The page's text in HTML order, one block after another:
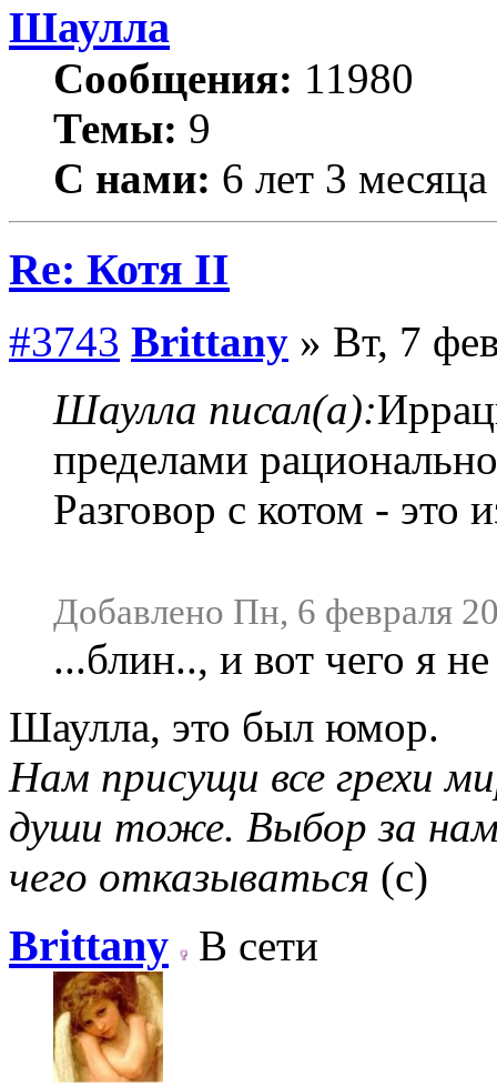
Шаулла
Сообщения: 11980
Темы: 9
С нами: 6 лет 3 месяца
Re: Котя II
#3743 Brittany » Вт, 7
Шаулла писал(а):
пределами
Разговор с котом - это
Добавлено Пн, 6 февраля
...блин.., и вот чего я
Шаулла, это был юмор.
Нам присущи все грехи
души тоже. Выбор за
чего отказываться (с)
Brittany В сети